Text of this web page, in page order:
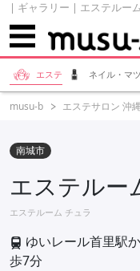
| ギャラリー | エステルー
エステ ネイル・マ
musu-b エステサロン 沖
南城市
エステルー
エステルーム チュラ
ゆいレール首里駅
歩7分